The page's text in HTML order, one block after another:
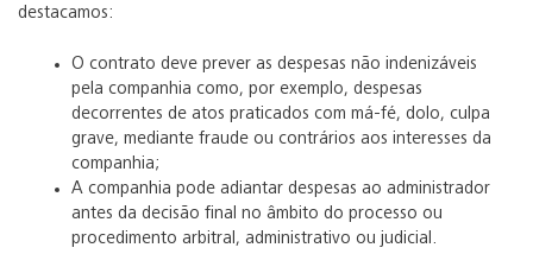
destacamos:
O contrato deve prever as despesas não indenizáveis
pela companhia como, por exemplo, despesas
decorrentes de atos praticados com má-fé, dolo, culpa
grave, mediante fraude ou contrários aos interesses da
companhia;
A companhia pode adiantar despesas ao administrador
antes da decisão final no âmbito do processo ou
procedimento arbitral, administrativo ou judicial.